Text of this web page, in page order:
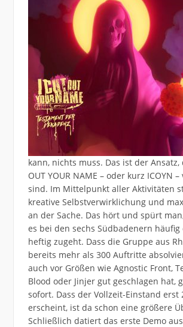
kann, nichts muss. Das ist der Ansatz,
OUT YOUR NAME – oder kurz ICOYN
sind. Im Mittelpunkt aller Aktivitäten
kreative Selbstverwirklichung und
an der Sache. Das hört und spürt
es bei den sechs Südbadenern
heftig zugeht. Dass die Gruppe aus
bereits mehr als 300 Auftritte
auch vor Größen wie Agnostic Front,
Blood oder Jinjer gut geschlagen hat,
sofort. Dass der Vollzeit-Einstand erst
erscheint, ist da schon eine größere
Schließlich datiert das erste Demo